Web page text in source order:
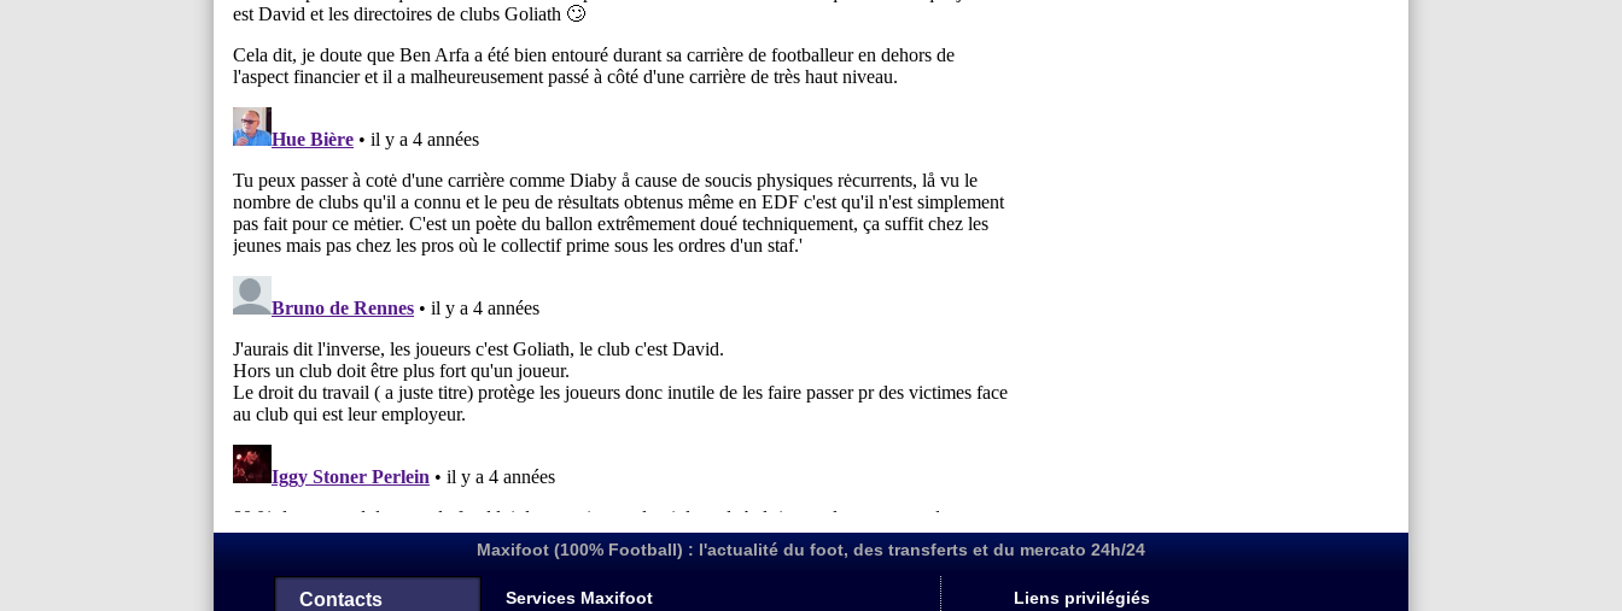
Maxifoot (100% Football) : l'actualité du foot, des transferts et du mercato 24h/24
Contacts Services Maxifoot Liens privilégiés